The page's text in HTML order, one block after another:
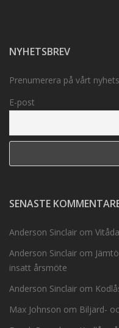
NYHETSBREV
Prenumerera på vårt
E-post
SENASTE
Anderson Sinclair om
Anderson Sinclair om
insatt årsmöte
Anderson Sinclair om
Max Johnson om Biljard-